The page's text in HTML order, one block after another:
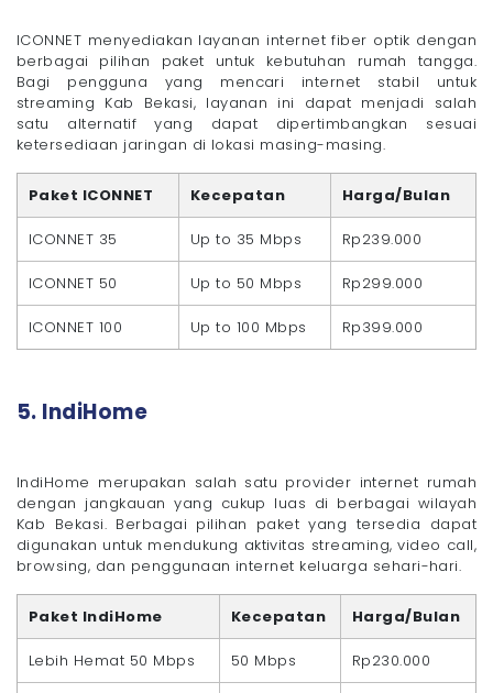
ICONNET menyediakan layanan internet fiber optik dengan
berbagai pilihan paket untuk kebutuhan rumah tangga.
Bagi pengguna yang mencari internet stabil untuk
streaming Kab Bekasi, layanan ini dapat menjadi salah
satu alternatif yang dapat dipertimbangkan sesuai
ketersediaan jaringan di lokasi masing-masing.
Paket ICONNET Kecepatan Harga/Bulan
ICONNET 35 Up to 35 Mbps Rp239.000
ICONNET 50 Up to 50 Mbps Rp299.000
ICONNET 100 Up to 100 Mbps Rp399.000
5. IndiHome
IndiHome merupakan salah satu provider internet rumah
dengan jangkauan yang cukup luas di berbagai wilayah
Kab Bekasi. Berbagai pilihan paket yang tersedia dapat
digunakan untuk mendukung aktivitas streaming, video call,
browsing, dan penggunaan internet keluarga sehari-hari.
Paket IndiHome Kecepatan Harga/Bulan
Lebih Hemat 50 Mbps 50 Mbps Rp230.000